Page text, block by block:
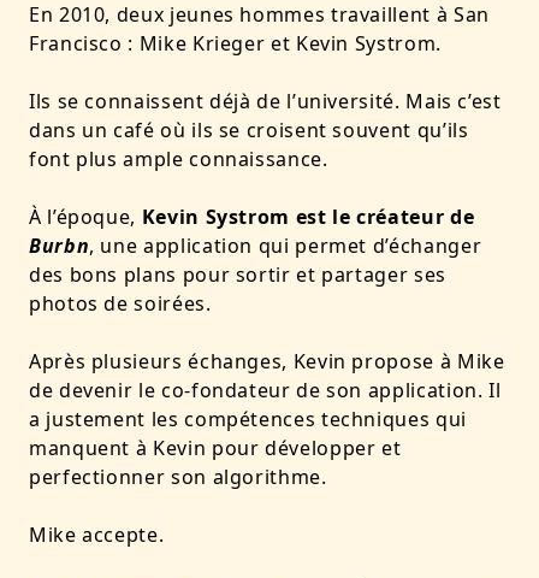
En 2010, deux jeunes hommes travaillent à San
Francisco : Mike Krieger et Kevin Systrom.
Ils se connaissent déjà de l’université. Mais c’est
dans un café où ils se croisent souvent qu’ils
font plus ample connaissance.
À l’époque, Kevin Systrom est le créateur de
Burbn, une application qui permet d’échanger
des bons plans pour sortir et partager ses
photos de soirées.
Après plusieurs échanges, Kevin propose à Mike
de devenir le co-fondateur de son application. Il
a justement les compétences techniques qui
manquent à Kevin pour développer et
perfectionner son algorithme.
Mike accepte.